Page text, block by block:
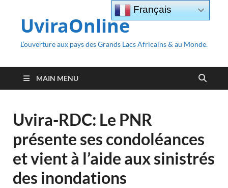
UviraOnline
L’ouverture aux pays des Grands Lacs Africains & au Monde.
MAIN MENU
Uvira-RDC: Le PNR
présente ses condoléances
et vient à l’aide aux sinistrés
des inondations
Français